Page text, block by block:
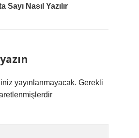
Sayı Nasıl Yazılır
yayınlanmayacak. Gerekli